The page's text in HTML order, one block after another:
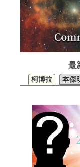
最
柯博拉 本傑